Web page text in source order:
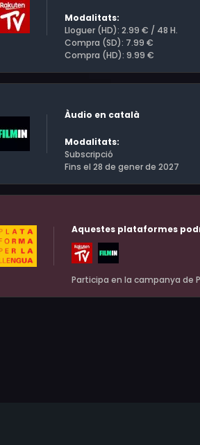
Modalitats:
Lloguer (HD): 2.99 € / 48 H.
Compra (SD): 7.99 €
Compra (HD): 9.99 €
Àudio en català
Modalitats:
Subscripció
Fins el 28 de gener de 2027
Aquestes plataformes
Participa en la campanya de